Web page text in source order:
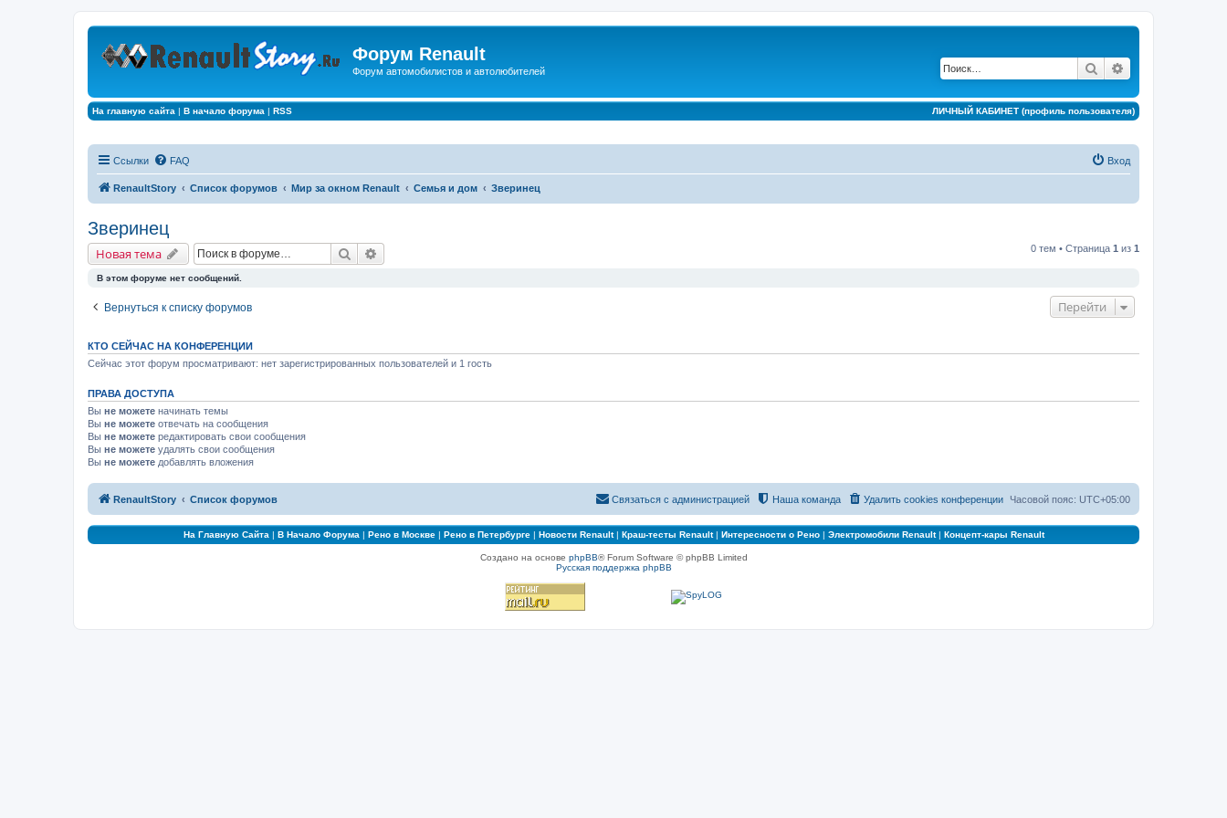
Форум Renault
Форум автомобилистов и автолюбителей Поиск
На главную сайта | В начало форума | RSS ЛИЧНЫЙ КАБИНЕТ (профиль пользователя)
Ссылки FAQ Вход
RenaultStory Список форумов Мир за окном Renault Семья и дом Зверинец
Зверинец
Новая тема Поиск 0 тем • Страница 1 из 1
В этом форуме нет сообщений.
Вернуться к списку форумов Перейти
КТО СЕЙЧАС НА КОНФЕРЕНЦИИ
Сейчас этот форум просматривают: нет зарегистрированных пользователей и 1 гость
ПРАВА ДОСТУПА
Вы не можете начинать темы
Вы не можете отвечать на сообщения
Вы не можете редактировать свои сообщения
Вы не можете удалять свои сообщения
Вы не можете добавлять вложения
RenaultStory Список форумов Часовой пояс: UTC+05:00
Удалить cookies конференции
Наша команда
Связаться с администрацией
На Главную Сайта | В Начало Форума | Рено в Москве| Рено в Петербурге| Новости Renault| Краш-тесты Renault| Интересности о Рено| Электромобили Renault| Концепт-кары Renault
Создано на основе phpBB® Forum Software © phpBB Limited
Русская поддержка phpBB